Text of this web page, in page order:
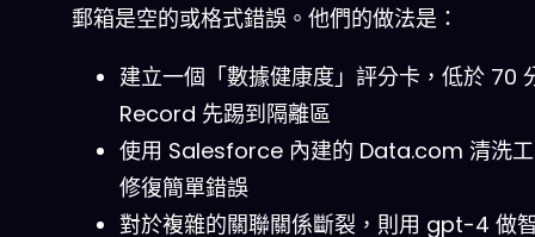
郵箱是空的或格式錯誤。他們的做法是：
建立一個「數據健康度」評分卡，低於 70
Record 先踢到隔離區
使用 Salesforce 內建的 Data.com 清洗
修復簡單錯誤
對於複雜的關聯關係斷裂，則用 gpt-4 做